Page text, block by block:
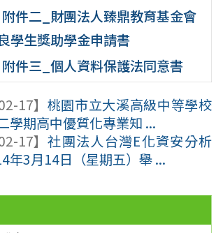
附件二_財團法人臻鼎教育基金會
學生獎助學金申請書
附件三_個人資料保護法同意書
17】 桃園市立大溪高級中等學校
學期高中優質化專業知 ...
17】 社團法人台灣E化資安分析
年3月14日（星期五）舉 ...